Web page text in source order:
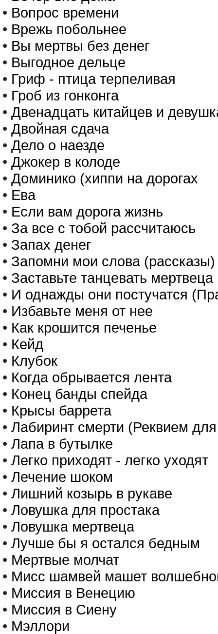
• Вопрос времени
• Врежь побольнее
• Вы мертвы без денег
• Выгодное дельце
• Гриф - птица терпеливая
• Гроб из гонконга
• Двенадцать китайцев и
• Двойная сдача
• Дело о наезде
• Джокер в колоде
• Доминико (хиппи на дорогах
• Ева
• Если вам дорога жизнь
• За все с тобой рассчитаюсь
• Запах денег
• Запомни мои слова (рассказы)
• Заставьте танцевать мертвеца
• И однажды они постучатся
• Избавьте меня от нее
• Как крошится печенье
• Кейд
• Клубок
• Когда обрывается лента
• Конец банды спейда
• Крысы баррета
• Лабиринт смерти (Реквием
• Лапа в бутылке
• Легко приходят - легко уходят
• Лечение шоком
• Лишний козырь в рукаве
• Ловушка для простака
• Ловушка мертвеца
• Лучше бы я остался бедным
• Мертвые молчат
• Мисс шамвей машет
• Миссия в Венецию
• Миссия в Сиену
• Мэллори